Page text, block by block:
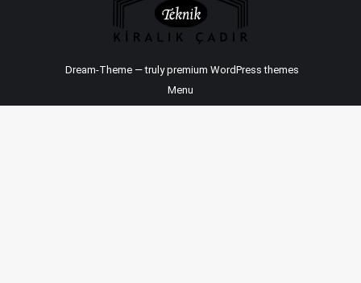
Dream-Theme — trulypremium WordPress themes
Menu